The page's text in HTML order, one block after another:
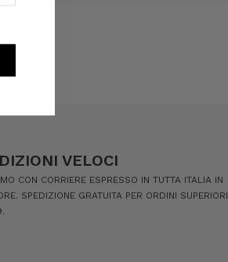
VELOCI
CON CORRIERE ESPRESSO IN TUTTA ITALIA IN
SPEDIZIONE GRATUITA PER ORDINI SUPERIORI